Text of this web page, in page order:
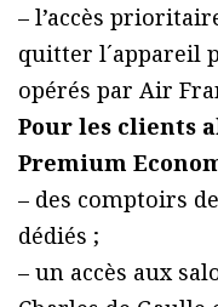
– l’accès
quitter l´appareil
opérés par Air
Pour les clients
Premium
– des comptoirs
dédiés ;
– un accès aux